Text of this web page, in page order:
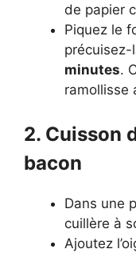
de papier
Piquez le
minutes.
ramollisse
2. Cuisson
bacon
Dans une
cuillère à
Ajoutez